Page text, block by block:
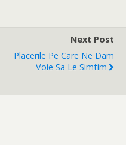
Next Post
Placerile Pe Care Ne Dam
Voie Sa Le Simtim